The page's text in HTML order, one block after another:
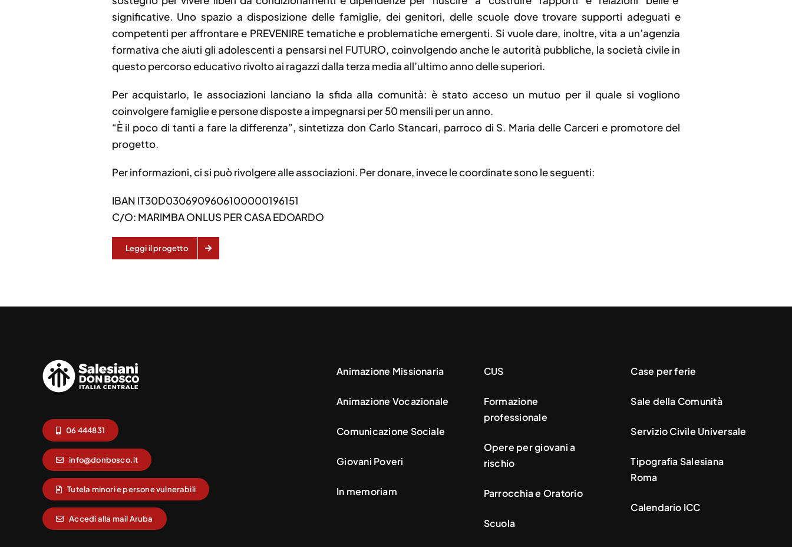
significative. Uno spazio a disposizione delle famiglie, dei genitori, delle scuole dove trovare supporti adeguati e
competenti per affrontare e PREVENIRE tematiche e problematiche emergenti. Si vuole dare, inoltre, vita a un’agenzia
formativa che aiuti gli adolescenti a pensarsi nel FUTURO, coinvolgendo anche le autorità pubbliche, la società civile in
questo percorso educativo rivolto ai ragazzi dalla terza media all’ultimo anno delle superiori.
Per acquistarlo, le associazioni lanciano la sfida alla comunità: è stato acceso un mutuo per il quale si vogliono
coinvolgere famiglie e persone disposte a impegnarsi per 50 mensili per un anno.
“È il poco di tanti a fare la differenza”, sintetizza don Carlo Stancari, parroco di S. Maria delle Carceri e promotore del
progetto.
Per informazioni, ci si può rivolgere alle associazioni. Per donare, invece le coordinate sono le seguenti:
IBAN IT30D0306909606100000196151
C/O: MARIMBA ONLUS PER CASA EDOARDO
Leggi il progetto
06 444831
info@donbosco.it
Tutela minori e persone vulnerabili
Accedi alla mail Aruba
Animazione Missionaria
Animazione Vocazionale
Comunicazione Sociale
Giovani Poveri
In memoriam
CUS
Formazione
professionale
Opere per giovani a
rischio
Parrocchia e Oratorio
Scuola
Case per ferie
Sale della Comunità
Servizio Civile Universale
Tipografia Salesiana
Roma
Calendario ICC